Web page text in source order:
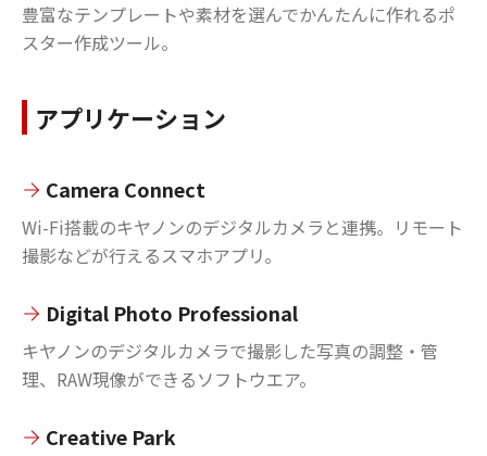
豊富なテンプレートや素材を選んでかんたんに作れるポ
スター作成ツール。
アプリケーション
Camera Connect
Wi-Fi搭載のキヤノンのデジタルカメラと連携。リモート
撮影などが行えるスマホアプリ。
Digital Photo Professional
キヤノンのデジタルカメラで撮影した写真の調整・管
理、RAW現像ができるソフトウエア。
Creative Park